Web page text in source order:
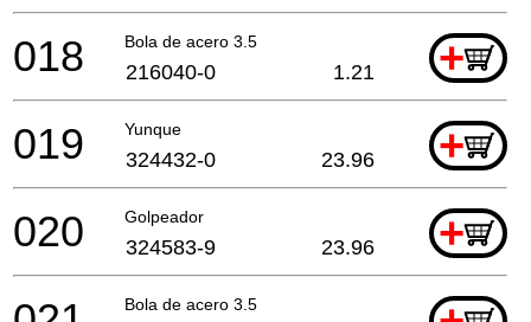
Bola de acero 3.5 +
018 216040-0 1.21
Yunque +
019 324432-0 23.96
Golpeador +
020 324583-9 23.96
Bola de acero 3.5